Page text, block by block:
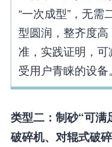
“一次成型”，无
型圆润，整齐度
准，实践证明，
受用户青睐的设备。
类型二：制砂“可满
破碎机、对辊式破碎